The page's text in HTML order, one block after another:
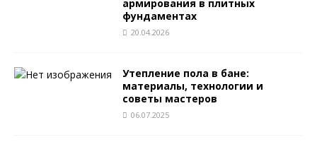
армирования в плитных
фундаментах
20.04.2026
Утепление пола в бане:
материалы, технологии и
советы мастеров
06.07.2025